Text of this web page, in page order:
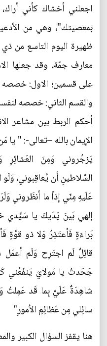
اجعلني أخشاك كأني
بمعصيتك"، وهي من
ظهيرة اليوم التاسع من
معارف جمّة، وقد جعلها
على قسمين؛ الاول: خصصه
والقسم الثاني: خصصه
أحكم الربط بين مشاعر
الإيمان بالله –تعالى-: "
يَزجُروني وَمِنَ العَشائِرِ
السَّلاطينِ أن يُعاقِبوني،
عَلَيهِ مِنّي إذاً ما أنظَروني
إلهي بَينَ يَدَيكَ يا سَيِّدي
بَراءَةٍ فَأعتَذِرُ وَلا ذو قوَّةٍ
قائِلٌ لَم اجتَرِح وَلَم
جَحَدتُ يا مَولايَ يَنفَعُني
شاهِدَةٌ عَلَيَّ بِما قَد عَمِلتُ
سائِلي مِن عَظائِمِ الاُمورِ"
هنا يقفز السؤال الكبير